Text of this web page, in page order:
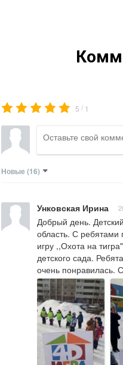
5 / 1
Новые (16)
Унковская Ирина
Добрый день.
область. С ребятами
игру ,,Охота на
детского сада.
очень понравилась.